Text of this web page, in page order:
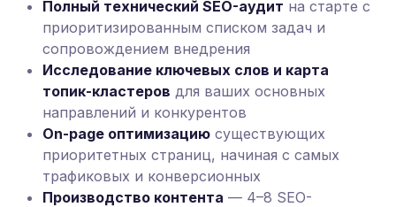
Полный технический SEO-аудит на старте с
приоритизированным списком задач и
сопровождением внедрения
Исследование ключевых слов и карта
топик-кластеров для ваших основных
направлений и конкурентов
On-page оптимизацию существующих
приоритетных страниц, начиная с самых
трафиковых и конверсионных
Производство контента — 4–8 SEO-